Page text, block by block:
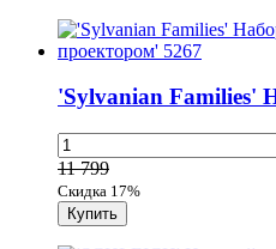
'Sylvanian Families'
11 799
Скидка 17%